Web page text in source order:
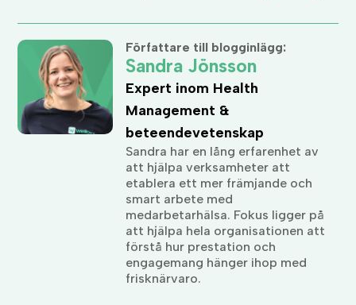
Författare till blogginlägg:
Sandra Jönsson
Expert inom Health
Management &
beteendevetenskap
Sandra har en lång erfarenhet av
att hjälpa verksamheter att
etablera ett mer främjande och
smart arbete med
medarbetarhälsa. Fokus ligger på
att hjälpa hela organisationen att
förstå hur prestation och
engagemang hänger ihop med
frisknärvaro.